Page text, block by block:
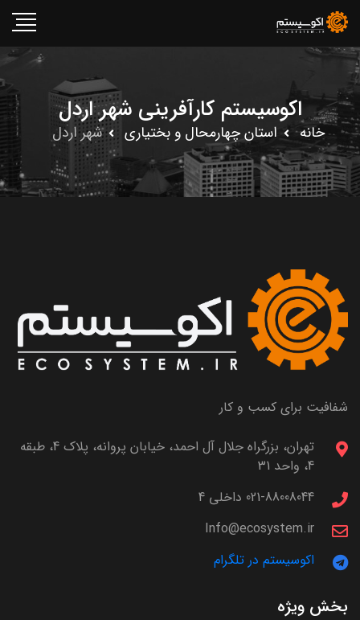
اکوسیستم کارآفرینی شهر اردل
خانه استان چهارمحال و بختيارى شهر اردل
شفافیت برای کسب و کار
تهران، بزرگراه جلال آل احمد، خیابان پروانه، پلاک 4، طبقه
4، واحد 31
021-88008044 داخلی 4
Info@ecosystem.ir
اکوسیستم در تلگرام
بخش ویژه